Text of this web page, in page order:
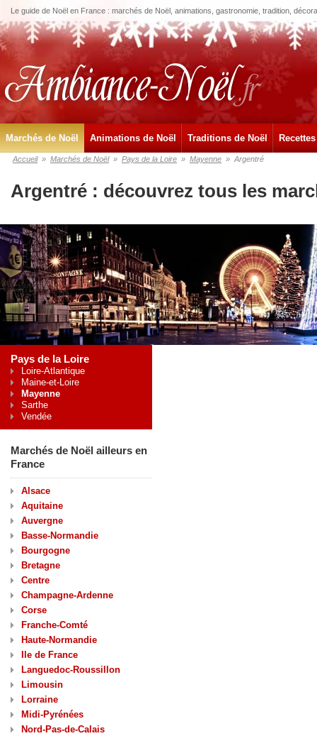
Le guide de Noël en France : marchés de Noël, animations, gastronomie, tradition,
Marchés de Noël Animations de Noël Traditions de Noël
Accueil » Marchés de Noël » Pays de la Loire » Mayenne » Argentré
Argentré : découvrez tous les
Pays de la Loire
Loire-Atlantique
Maine-et-Loire
Mayenne
Sarthe
Vendée
Marchés de Noël ailleurs en
France
Alsace
Aquitaine
Auvergne
Basse-Normandie
Bourgogne
Bretagne
Centre
Champagne-Ardenne
Corse
Franche-Comté
Haute-Normandie
Ile de France
Languedoc-Roussillon
Limousin
Lorraine
Midi-Pyrénées
Nord-Pas-de-Calais